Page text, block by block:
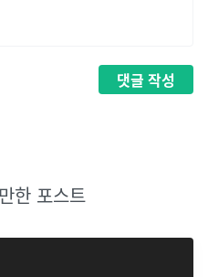
댓글 작성
한 포스트